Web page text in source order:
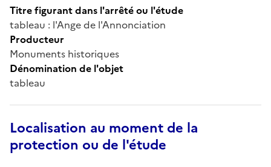
Titre figurant dans l'arrêté ou l'étude
tableau : l'Ange de l'Annonciation
Producteur
Monuments historiques
Dénomination de l'objet
tableau
Localisation au moment de la
protection ou de l'étude